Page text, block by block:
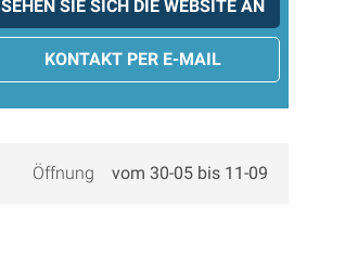
SEHEN SIE SICH DIE WEBSITE AN
KONTAKT PER E-MAIL
Öffnung vom 30-05 bis 11-09